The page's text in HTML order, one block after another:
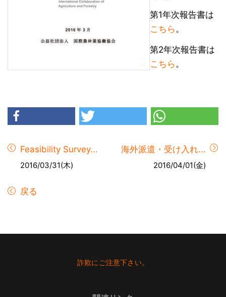
第1年次報告書は
こちら。
第2年次報告書は
こちら 。
Feasibility Survey...
2016/03/31(木)
海外派遣・受け入れ...
2016/04/01(金)
戻る
詐欺にご注意下さい。